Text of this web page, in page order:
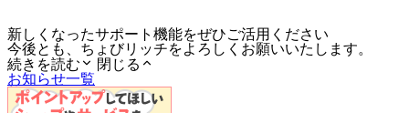
新しくなったサポート機能をぜひご活用ください
今後とも、ちょびリッチをよろしくお願いいたします。
続きを読む
閉じる
お知らせ一覧